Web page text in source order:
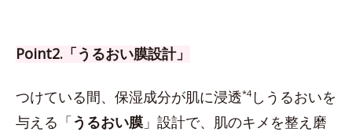
Point2.「うるおい膜設計」
つけている間、保湿成分が肌に浸透*4しうるおいを
与える「うるおい膜 」設計で、肌のキメを整え磨